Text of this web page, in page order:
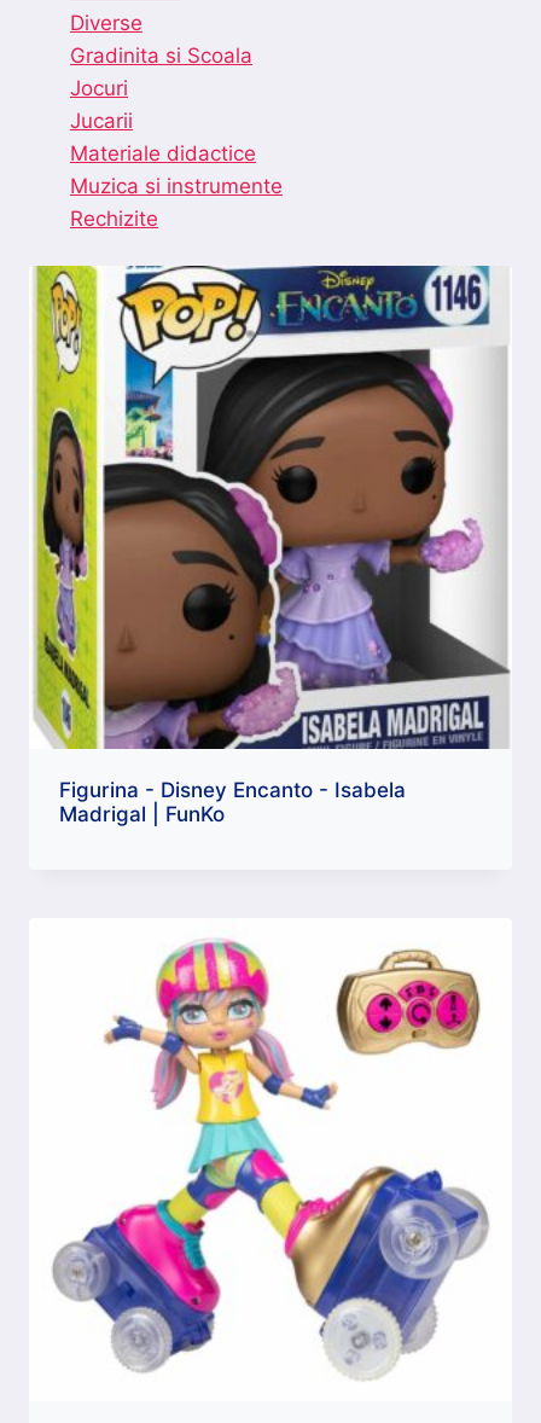
Diverse
Gradinita si Scoala
Jocuri
Jucarii
Materiale didactice
Muzica si instrumente
Rechizite
Figurina - Disney Encanto - Isabela
Madrigal | FunKo